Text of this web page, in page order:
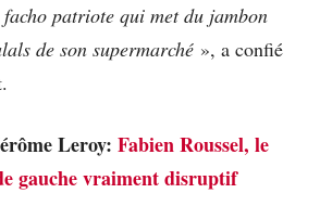
facho patriote qui met du jambon
de son supermarché », a confié
Leroy: Fabien Roussel, le
gauche vraiment disruptif